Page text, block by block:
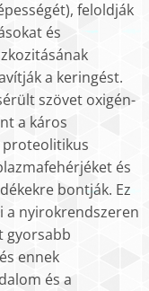
feloldják
és
a keringést.
szövet oxigén-
a káros
proteolitikus
és
bontják. Ez
a nyirokrendszeren
gyorsabb
ennek
és a